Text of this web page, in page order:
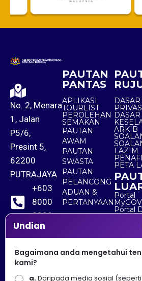
No. 2, Menara
1, Jalan
P5/6,
Presint 5,
62200
PUTRAJAYA
+603
8000
8000
+603
8891
7100
PAUTAN
PANTAS
APLIKASI
TOURLIST
PEROLEHAN
SEMAKAN
PAUTAN
AWAM
PAUTAN
SWASTA
PAUTAN
PELANCONG
ADUAN &
PERTANYAAN
DASAR
DASAR
ARKIB
LAZIM
PETA
Portal
Portal
Terbuka
Sektor
Undian
Bagaimana anda mengetahui
kami?
a.Daripada media sosial (seperti